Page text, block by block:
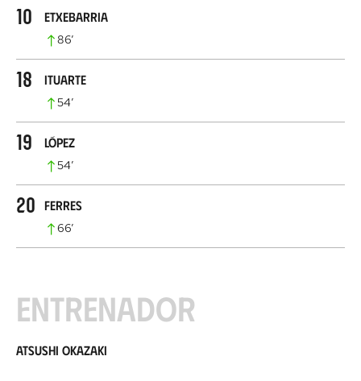
10 Etxebarria
86’
18 Ituarte
54’
19 López
54’
20 Ferres
66’
Entrenador
Atsushi Okazaki